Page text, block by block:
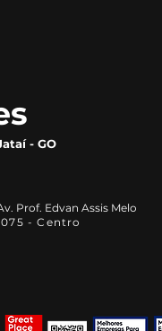
- GO
Prof. Edvan Assis Melo
- Centro